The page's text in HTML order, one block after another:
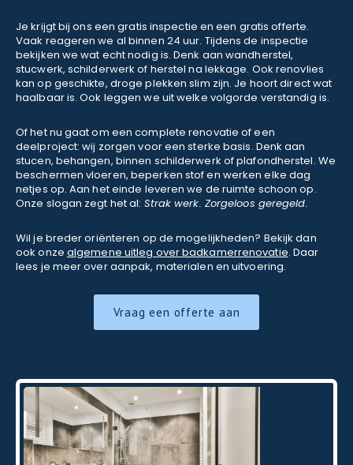
Je krijgt bij ons een gratis inspectie en een gratis offerte.
Vaak reageren we al binnen 24 uur. Tijdens de inspectie
bekijken we wat echt nodig is. Denk aan wandherstel,
stucwerk, schilderwerk of herstel na lekkage. Ook renovlies
kan op geschikte, droge plekken slim zijn. Je hoort direct wat
haalbaar is. Ook leggen we uit welke volgorde verstandig is.
Of het nu gaat om een complete renovatie of een
deelproject: wij zorgen voor een sterke basis. Denk aan
stucen, behangen, binnen schilderwerk of plafondherstel. We
beschermen vloeren, beperken stof en werken elke dag
netjes op. Aan het einde leveren we de ruimte schoon op.
Onze slogan zegt het al: Strak werk. Zorgeloos geregeld.
Wil je breder oriënteren op de mogelijkheden? Bekijk dan
ook onze algemene uitleg over badkamerrenovatie. Daar
lees je meer over aanpak, materialen en uitvoering.
Vraag een offerte aan